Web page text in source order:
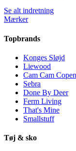
Se alt indretning
Mærker
Topbrands
Konges Sløjd
Liewood
Cam Cam
Sebra
Done By Deer
Ferm Living
That's Mine
Smallstuff
Tøj & sko